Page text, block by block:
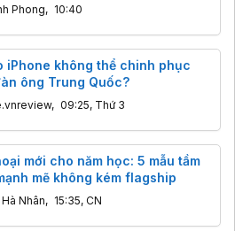
Phong, 10:40
iPhone không thể chinh phục
ông Trung Quốc?
, 09:25, Thứ 3
mới cho năm học: 5 mẫu tầm
mẽ không kém flagship
Nhân, 15:35, CN